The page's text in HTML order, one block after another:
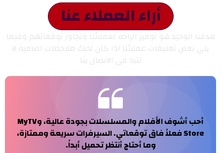
أراء العملاء عنا
هدفنا الوحيد هو توفير الراحه لعملائنا وتجاوز توقعاتهم وفيما
يلي بعض تعليقات عملائنا اذا كان لديك ملاحظات اضافية لا
تترد في الاتصال بنا
أحب أشوف الأفلام والمسلسلات بجودة عالية، وMyTV
Store فعلاً فاق توقعاتي. السيرفرات سريعة وممتازة،
وما أحتاج أنتظر تحميل أبداً.